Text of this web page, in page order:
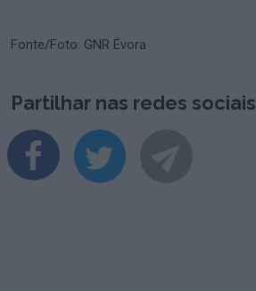
Fonte/Foto: GNR Évora
Partilhar nas redes sociais